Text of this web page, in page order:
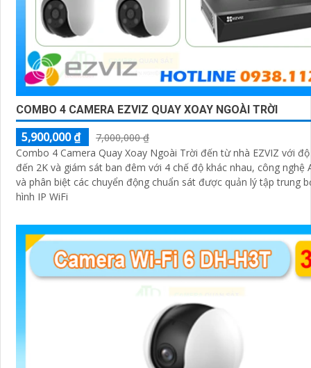
COMBO 4 CAMERA EZVIZ QUAY XOAY NGOÀI TRỜI
5,900,000 ₫
7,000,000 ₫
Combo 4 Camera Quay Xoay Ngoài Trời đến từ nhà EZVIZ với
đến 2K và giám sát ban đêm với 4 chế độ khác nhau, công nghệ
và phân biệt các chuyển động chuẩn sát được quản lý tập trung
hình IP WiFi